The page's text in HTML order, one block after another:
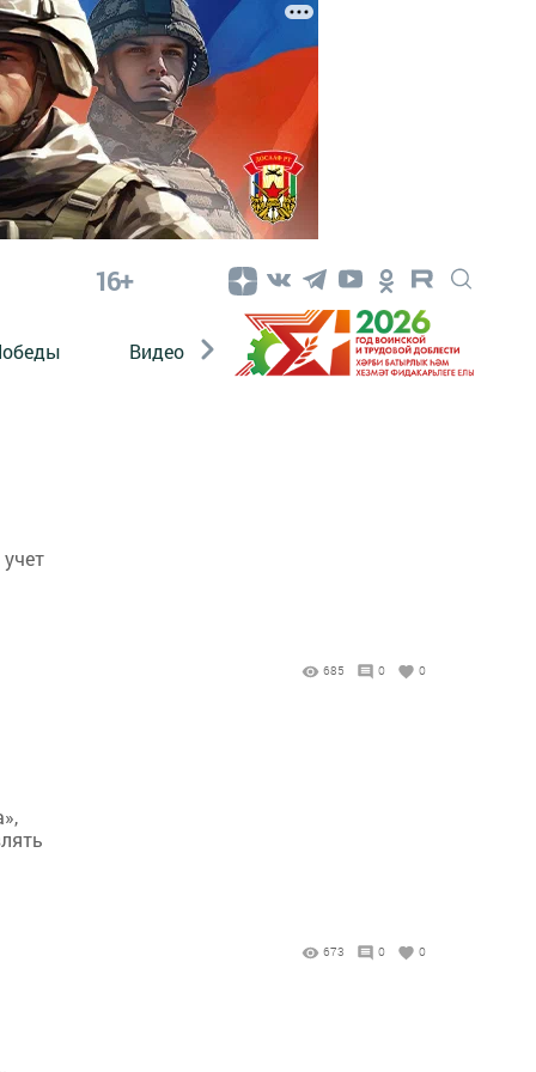
16+
Видео Конкурсы ЭтноДети
685 0 0
673 0 0